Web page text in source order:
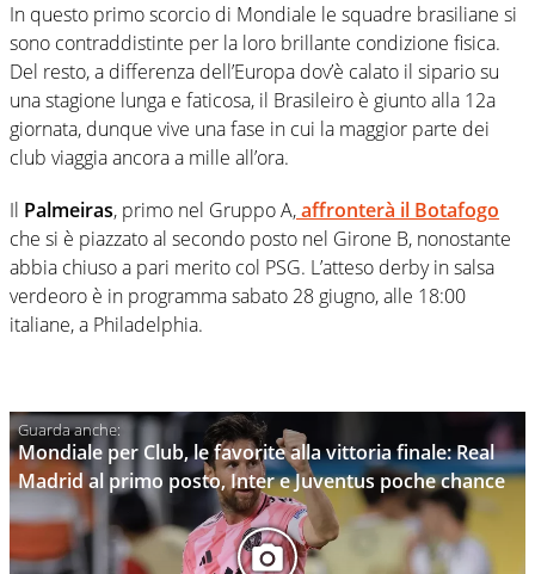
In questo primo scorcio di Mondiale le squadre brasiliane si
sono contraddistinte per la loro brillante condizione fisica.
Del resto, a differenza dell’Europa dov’è calato il sipario su
una stagione lunga e faticosa, il Brasileiro è giunto alla 12a
giornata, dunque vive una fase in cui la maggior parte dei
club viaggia ancora a mille all’ora.
Il Palmeiras, primo nel Gruppo A,affronterà il Botafogo
che si è piazzato al secondo posto nel Girone B, nonostante
abbia chiuso a pari merito col PSG. L’atteso derby in salsa
verdeoro è in programma sabato 28 giugno, alle 18:00
italiane, a Philadelphia.
Mondiale per Club, le favorite alla vittoria finale: Real
Madrid al primo posto, Inter e Juventus poche chance